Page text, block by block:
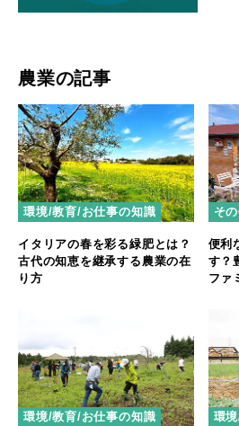
農業の記事
環境/教育/お仕事の知識
イタリアの春を彩る緑肥とは？
古代の知恵を継承する農業の在
り方
そ
便利
す？
ファ
環境/教育/お仕事の知識 環